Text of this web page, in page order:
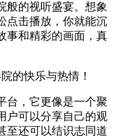
般的视听盛宴。想象
点击播放，你就能沉
事和精彩的画面，真
台，它更像是一个聚
户可以分享自己的观
至还可以结识志同道